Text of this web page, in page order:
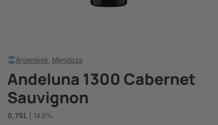
Argentinië Mendoza
Andeluna 1300 Cabernet
Sauvignon
0,75L | 14.0%